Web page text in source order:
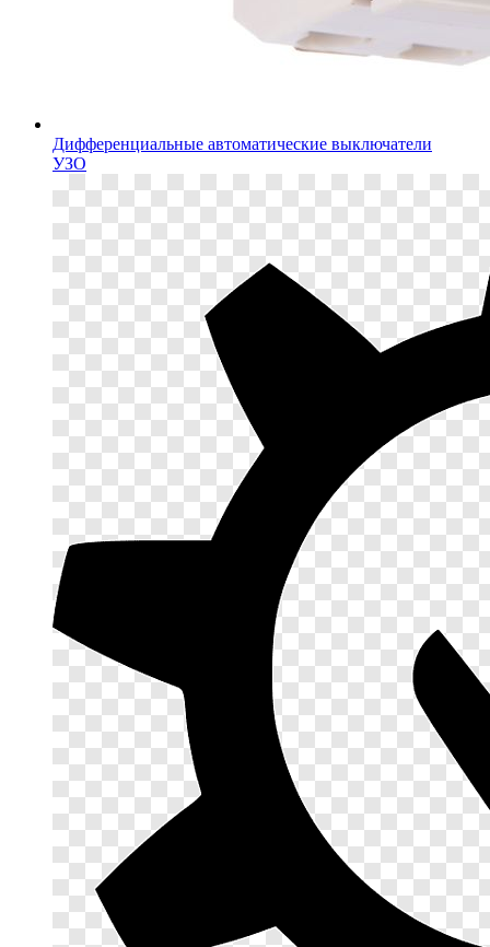
Дифференциальные автоматические выключатели
УЗО